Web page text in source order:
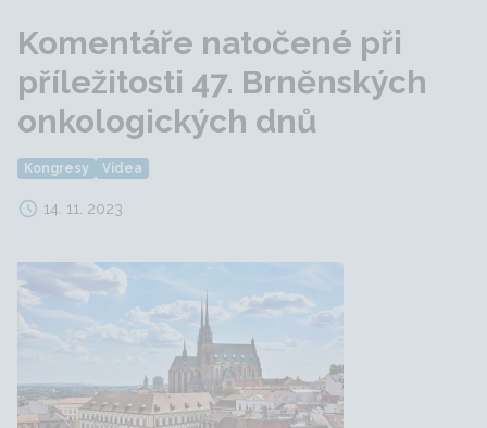
Komentáře natočené při
příležitosti 47. Brněnských
onkologických dnů
Kongresy Videa
14. 11. 2023